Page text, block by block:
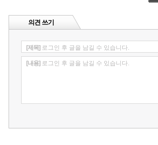
의견 쓰기
[제목] 로그인 후 글을 남길 수 있습니다.
[내용] 로그인 후 글을 남길 수 있습니다.